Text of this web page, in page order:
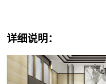
详细说明：